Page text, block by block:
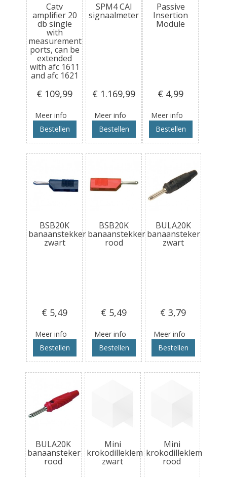
Catv
amplifier 20
db single
with
measurement
ports, can be
extended
with afc 1611
and afc 1621
€ 109,99
Meer info
Bestellen
SPM4 CAI
signaalmeter
€ 1.169,99
Meer info
Bestellen
Passive
Insertion
Module
€ 4,99
Meer info
Bestellen
BSB20K
banaanstekker
zwart
€ 5,49
Meer info
Bestellen
BSB20K
banaanstekker
rood
€ 5,49
Meer info
Bestellen
BULA20K
banaansteker
zwart
€ 3,79
Meer info
Bestellen
BULA20K
banaansteker
rood
Mini
krokodilleklem
zwart
Mini
krokodilleklem
rood